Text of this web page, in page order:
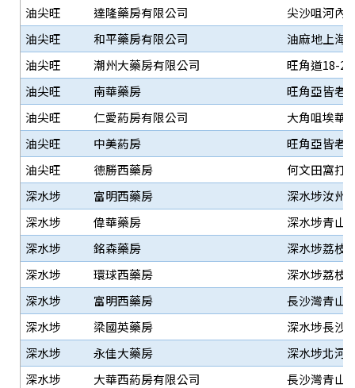
油尖旺
達隆藥房有限公司
尖沙咀河內
油尖旺
和平藥房有限公司
油麻地上海
油尖旺
潮州大藥房有限公司
旺角道18-
油尖旺
南華藥房
旺角亞皆老
油尖旺
仁愛葯房有限公司
大角咀埃華
油尖旺
中美葯房
旺角亞皆老
油尖旺
德勝西藥房
何文田窩打
深水埗
富明西藥房
深水埗汝州
深水埗
偉華藥房
深水埗青山
深水埗
銘森藥房
深水埗荔枝
深水埗
環球西藥房
深水埗荔枝
深水埗
富明西藥房
長沙灣青山
深水埗
梁國英藥房
深水埗長沙
深水埗
永佳大藥房
深水埗北河
深水埗
大華西葯房有限公司
長沙灣青山